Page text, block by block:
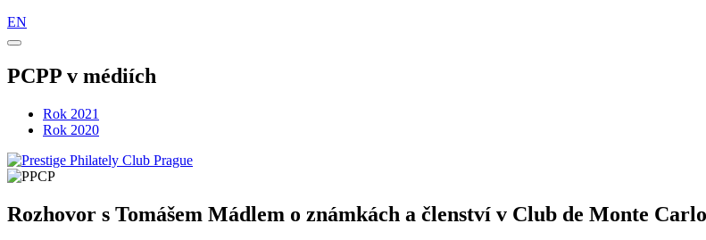
EN
PCPP v médiích
Rok 2021
Rok 2020
Rozhovor s Tomášem Mádlem o známkách a členství v Club de Monte